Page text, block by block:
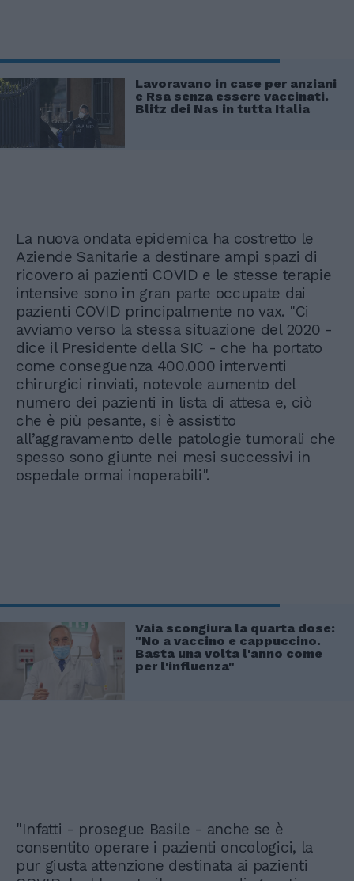
Lavoravano in case per anziani
e Rsa senza essere vaccinati.
Blitz dei Nas in tutta Italia
La nuova ondata epidemica ha costretto le
Aziende Sanitarie a destinare ampi spazi di
ricovero ai pazienti COVID e le stesse terapie
intensive sono in gran parte occupate dai
pazienti COVID principalmente no vax. "Ci
avviamo verso la stessa situazione del 2020 -
dice il Presidente della SIC - che ha portato
come conseguenza 400.000 interventi
chirurgici rinviati, notevole aumento del
numero dei pazienti in lista di attesa e, ciò
che è più pesante, si è assistito
all’aggravamento delle patologie tumorali che
spesso sono giunte nei mesi successivi in
ospedale ormai inoperabili".
Vaia scongiura la quarta dose:
"No a vaccino e cappuccino.
Basta una volta l'anno come
per l'influenza"
"Infatti - prosegue Basile - anche se è
consentito operare i pazienti oncologici, la
pur giusta attenzione destinata ai pazienti